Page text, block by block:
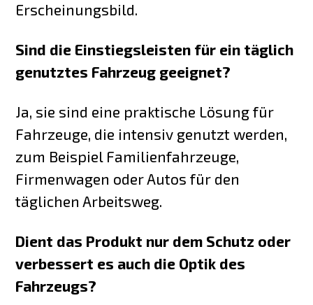
Erscheinungsbild.
Sind die Einstiegsleisten für ein täglich
genutztes Fahrzeug geeignet?
Ja, sie sind eine praktische Lösung für
Fahrzeuge, die intensiv genutzt werden,
zum Beispiel Familienfahrzeuge,
Firmenwagen oder Autos für den
täglichen Arbeitsweg.
Dient das Produkt nur dem Schutz oder
verbessert es auch die Optik des
Fahrzeugs?